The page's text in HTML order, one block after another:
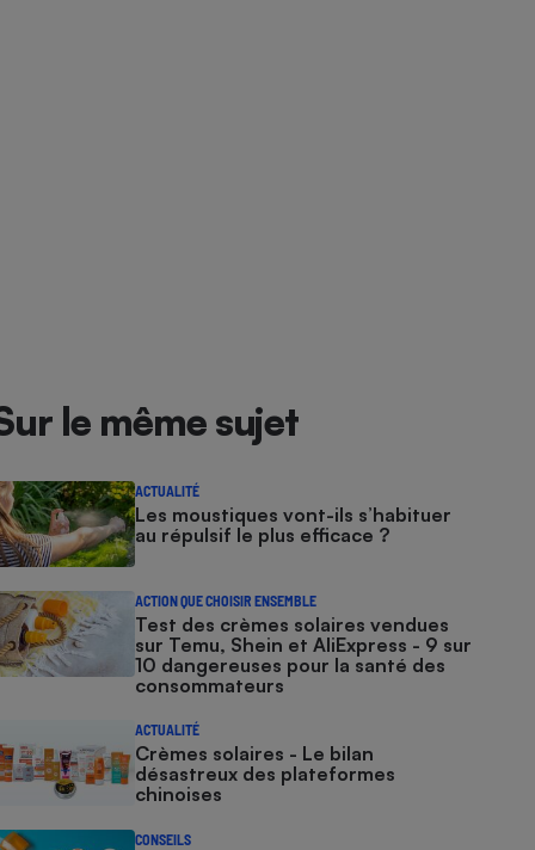
le même sujet
ACTUALITÉ
Les moustiques vont-ils s’habituer
au répulsif le plus efficace ?
ACTION QUE CHOISIR ENSEMBLE
Test des crèmes solaires vendues
sur Temu, Shein et AliExpress - 9 sur
10 dangereuses pour la santé des
consommateurs
ACTUALITÉ
Crèmes solaires - Le bilan
désastreux des plateformes
chinoises
CONSEILS